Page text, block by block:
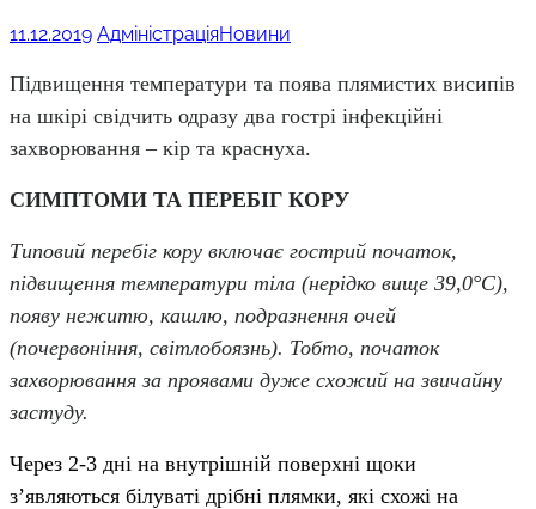
11.12.2019 АдміністраціяНовини
Підвищення температури та поява плямистих висипів
на шкірі свідчить одразу два гострі інфекційні
захворювання – кір та краснуха.
СИМПТОМИ ТА ПЕРЕБІГ КОРУ
Типовий перебіг кору включає гострий початок,
підвищення температури тіла (нерідко вище 39,0°C),
появу нежитю, кашлю, подразнення очей
(почервоніння, світлобоязнь). Тобто, початок
захворювання за проявами дуже схожий на звичайну
застуду.
Через 2-3 дні на внутрішній поверхні щоки
з’являються білуваті дрібні плямки, які схожі на